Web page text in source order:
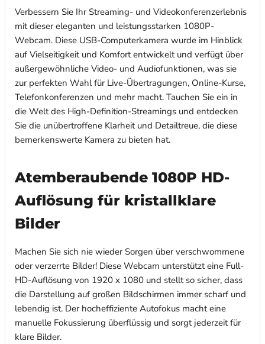
Verbessern Sie Ihr Streaming- und Videokonferenzerlebnis
mit dieser eleganten und leistungsstarken 1080P-
Webcam. Diese USB-Computerkamera wurde im Hinblick
auf Vielseitigkeit und Komfort entwickelt und verfügt über
außergewöhnliche Video- und Audiofunktionen, was sie
zur perfekten Wahl für Live-Übertragungen, Online-Kurse,
Telefonkonferenzen und mehr macht. Tauchen Sie ein in
die Welt des High-Definition-Streamings und entdecken
Sie die unübertroffene Klarheit und Detailtreue, die diese
bemerkenswerte Kamera zu bieten hat.
Atemberaubende 1080P HD-
Auflösung für kristallklare
Bilder
Machen Sie sich nie wieder Sorgen über verschwommene
oder verzerrte Bilder! Diese Webcam unterstützt eine Full-
HD-Auflösung von 1920 x 1080 und stellt so sicher, dass
die Darstellung auf großen Bildschirmen immer scharf und
lebendig ist. Der hocheffiziente Autofokus macht eine
manuelle Fokussierung überflüssig und sorgt jederzeit für
klare Bilder.